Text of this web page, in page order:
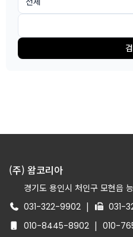
(주) 왐코리아
경기도 용인시 처인구 모현읍
031-322-9902 |
031-
010-8445-8902 | 010-